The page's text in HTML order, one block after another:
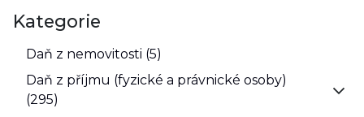
Kategorie
Daň z nemovitosti (5)
Daň z příjmu (fyzické a právnické osoby)
(295)